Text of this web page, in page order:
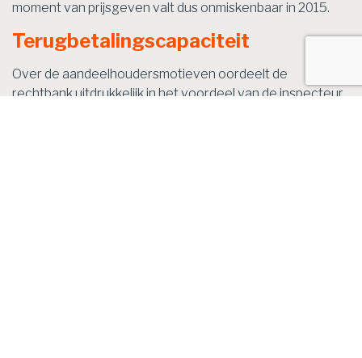
moment van prijsgeven valt dus onmiskenbaar in 2015.
Terugbetalingscapaciteit
Over de aandeelhoudersmotieven oordeelt de
rechtbank uitdrukkelijk in het voordeel van de inspecteur.